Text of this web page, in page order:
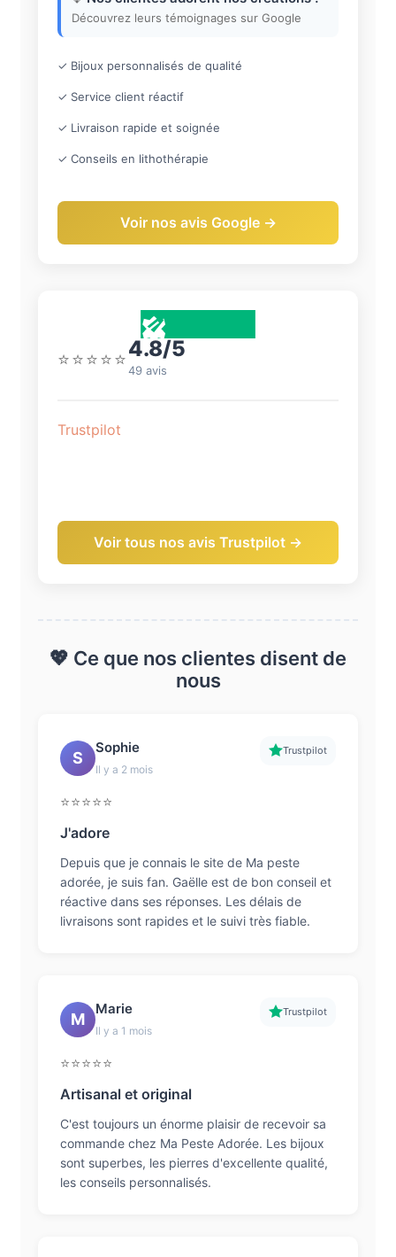
Découvrez leurs témoignages sur Google
✓ Bijoux personnalisés de qualité
✓ Service client réactif
✓ Livraison rapide et soignée
✓ Conseils en lithothérapie
Voir nos avis Google →
⭐⭐⭐⭐⭐4.8/5
49 avis
Trustpilot
Voir tous nos avis Trustpilot →
💖 Ce que nos clientes disent de
nous
S
Sophie
Il y a 2 mois
Trustpilot
⭐⭐⭐⭐⭐
J'adore
Depuis que je connais le site de Ma peste
adorée, je suis fan. Gaëlle est de bon conseil et
réactive dans ses réponses. Les délais de
livraisons sont rapides et le suivi très fiable.
M
Marie
Il y a 1 mois
Trustpilot
⭐⭐⭐⭐⭐
Artisanal et original
C'est toujours un énorme plaisir de recevoir sa
commande chez Ma Peste Adorée. Les bijoux
sont superbes, les pierres d'excellente qualité,
les conseils personnalisés.